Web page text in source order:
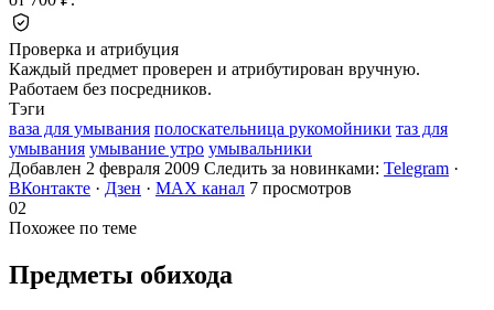
Проверка и атрибуция
Каждый предмет проверен и атрибутирован вручную.
Работаем без посредников.
Тэги
ваза для умывания полоскательница рукомойники таз для
умывания умывание утро умывальники
Добавлен 2 февраля 2009 Следить за новинками: Telegram ·
ВКонтакте · Дзен · MAX канал 7 просмотров
02
Похожее по теме
Предметы обихода